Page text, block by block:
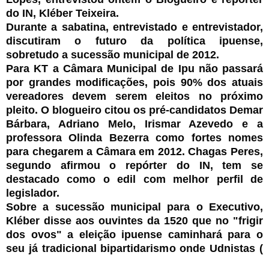
do IN, Kléber Teixeira.
Durante a sabatina, entrevistado e entrevistador,
discutiram o futuro da política ipuense,
sobretudo a sucessão municipal de 2012.
Para KT a Câmara Municipal de Ipu não passará
por grandes modificações, pois 90% dos atuais
vereadores devem serem eleitos no próximo
pleito. O blogueiro citou os pré-candidatos Demar
Bárbara, Adriano Melo, Irismar Azevedo e a
professora Olinda Bezerra como fortes nomes
para chegarem a Câmara em 2012. Chagas Peres,
segundo afirmou o repórter do IN, tem se
destacado como o edil com melhor perfil de
legislador.
Sobre a sucessão municipal para o Executivo,
Kléber disse aos ouvintes da 1520 que no "frigir
dos ovos" a eleição ipuense caminhará para o
seu já tradicional bipartidarismo onde Udnistas (